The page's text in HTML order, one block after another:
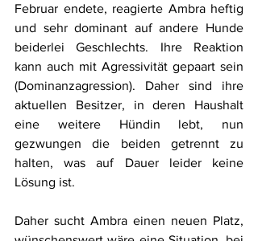
Februar endete, reagierte Ambra heftig
und sehr dominant auf andere Hunde
beiderlei Geschlechts. Ihre Reaktion
kann auch mit Agressivität gepaart sein
(Dominanzagression). Daher sind ihre
aktuellen Besitzer, in deren Haushalt
eine weitere Hündin lebt, nun
gezwungen die beiden getrennt zu
halten, was auf Dauer leider keine
Lösung ist.
Daher sucht Ambra einen neuen Platz,